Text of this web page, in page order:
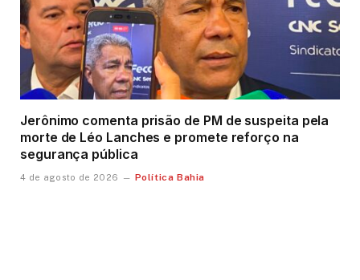
Jerônimo comenta prisão de PM de suspeita pela
morte de Léo Lanches e promete reforço na
segurança pública
4 de agosto de 2026 Política Bahia